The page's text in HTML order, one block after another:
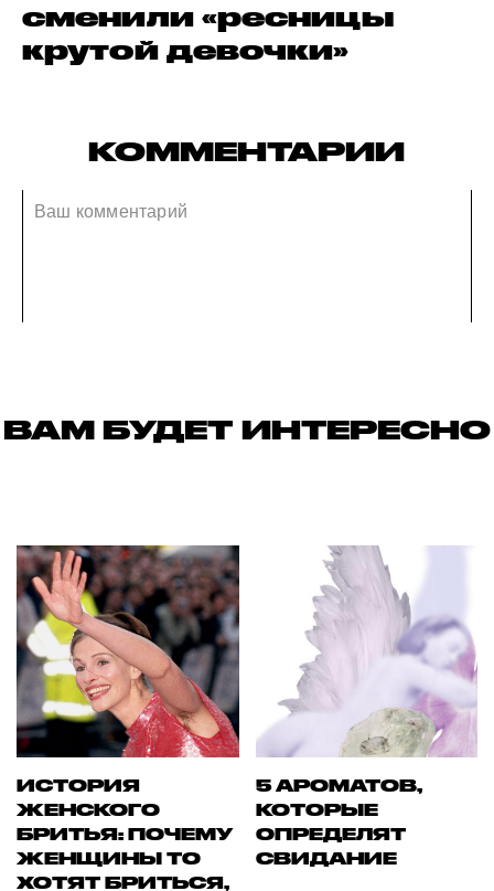
сменили «ресницы
крутой девочки»
КОММЕНТАРИИ
ВАМ БУДЕТ ИНТЕРЕСНО
ИСТОРИЯ
ЖЕНСКОГО
БРИТЬЯ: ПОЧЕМУ
ЖЕНЩИНЫ ТО
ХОТЯТ БРИТЬСЯ,
5 АРОМАТОВ,
КОТОРЫЕ
ОПРЕДЕЛЯТ
СВИДАНИЕ